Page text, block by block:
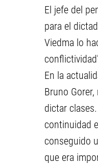
El jefe del
para el
Viedma lo
En la
Bruno
dictar
continuidad
conseguido
que era